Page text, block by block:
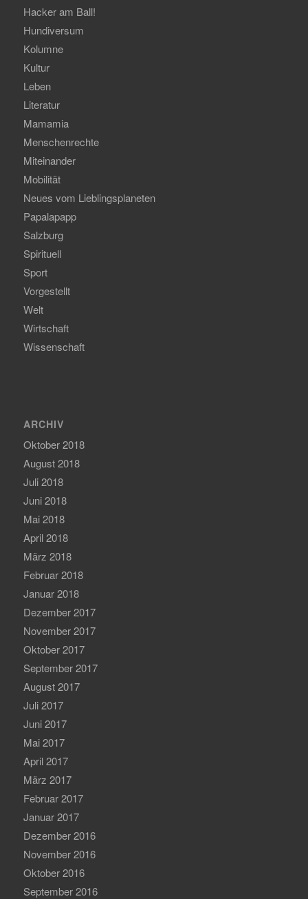
Hacker am Ball!
Hundiversum
Kolumne
Kultur
Leben
Literatur
Mamamia
Menschenrechte
Miteinander
Mobilität
Neues vom Lieblingsplaneten
Papalapapp
Salzburg
Spirituell
Sport
Vorgestellt
Welt
Wirtschaft
Wissenschaft
ARCHIV
Oktober 2018
August 2018
Juli 2018
Juni 2018
Mai 2018
April 2018
März 2018
Februar 2018
Januar 2018
Dezember 2017
November 2017
Oktober 2017
September 2017
August 2017
Juli 2017
Juni 2017
Mai 2017
April 2017
März 2017
Februar 2017
Januar 2017
Dezember 2016
November 2016
Oktober 2016
September 2016